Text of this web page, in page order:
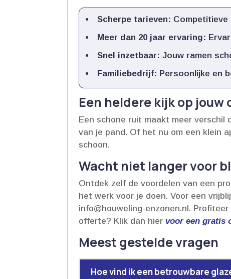
Scherpe tarieven:
Meer dan 20 jaar ervaring:
Snel inzetbaar: Jouw ramen
Familiebedrijf: Persoonlijke en
Een heldere kijk op jouw
Een schone ruit maakt meer
van je pand.​ Of het nu om een klein
schoon.​
Wacht niet langer voor
Ontdek zelf de voordelen van een
het werk voor je doen.​ Voor een
info@houweling-enzonen.​nl.​
offerte? Klik dan hier voor een gratis
Meest gestelde vragen
Hoe vind ik een betrouwbare